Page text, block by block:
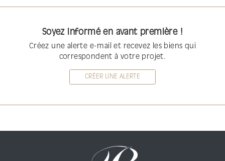
Soyez informé en avant première !
Créez une alerte e-mail et recevez les biens qui
correspondent à votre projet.
CRÉER UNE ALERTE